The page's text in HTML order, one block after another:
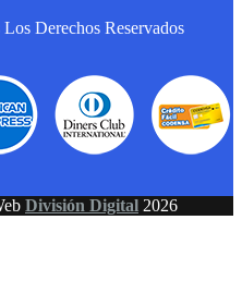
Derechos Reservados
División Digital 2026